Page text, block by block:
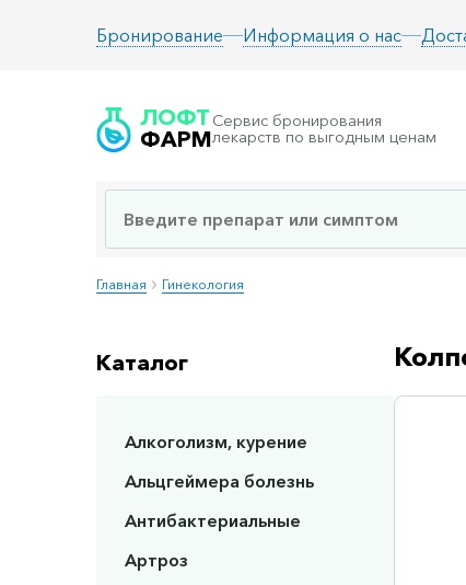
Бронирование Информация о нас
ЛОФТ
ФАРМ
Сервис бронирования
лекарств по выгодным ценам
Главная Гинекология
Каталог
Алкоголизм, курение
Альцгеймера болезнь
Антибактериальные
Артроз